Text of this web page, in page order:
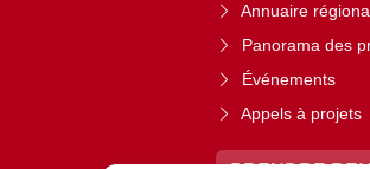
Annuaire
Panorama des
Événements
Appels à projets